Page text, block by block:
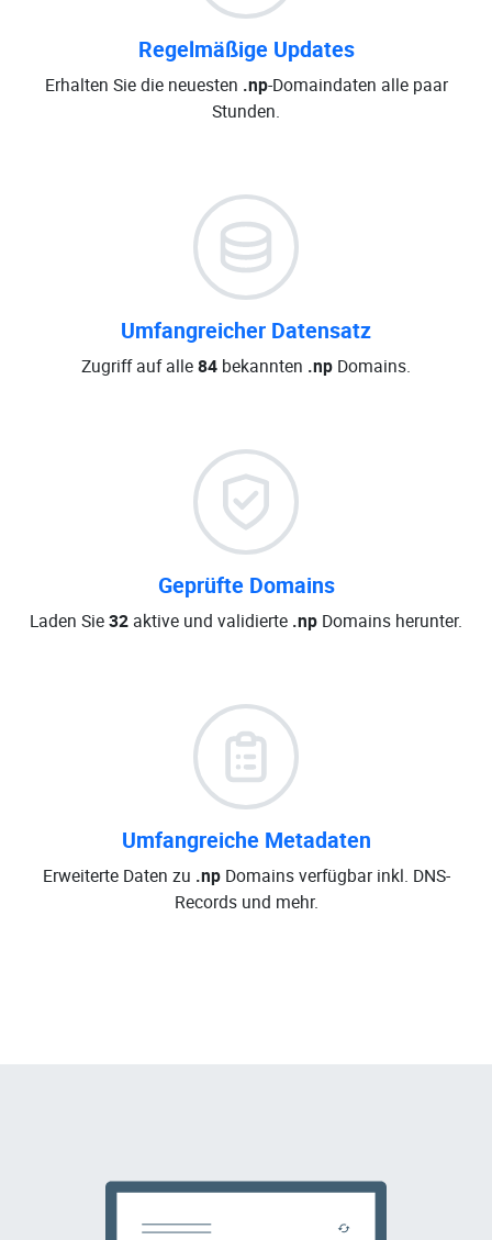
Regelmäßige Updates
Erhalten Sie die neuesten .np-Domaindaten alle paar
Stunden.
Umfangreicher Datensatz
Zugriff auf alle84 bekannten .np Domains.
Geprüfte Domains
Laden Sie32 aktive und validierte .np Domains herunter.
Umfangreiche Metadaten
Erweiterte Daten zu .npDomains verfügbar inkl. DNS-
Records und mehr.